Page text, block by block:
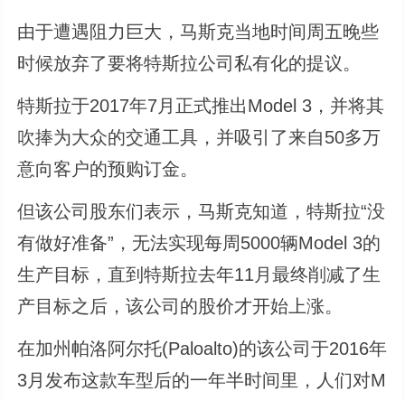
由于遭遇阻力巨大，马斯克当地时间周五晚些
时候放弃了要将特斯拉公司私有化的提议。
特斯拉于2017年7月正式推出Model 3，并将其
吹捧为大众的交通工具，并吸引了来自50多万
意向客户的预购订金。
但该公司股东们表示，马斯克知道，特斯拉“没
有做好准备”，无法实现每周5000辆Model 3的
生产目标，直到特斯拉去年11月最终削减了生
产目标之后，该公司的股价才开始上涨。
在加州帕洛阿尔托(Paloalto)的该公司于2016年
3月发布这款车型后的一年半时间里，人们对M